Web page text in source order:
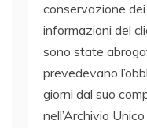
conservazione
informazioni del
sono state
prevedevano
giorni dal suo
nell’Archivio